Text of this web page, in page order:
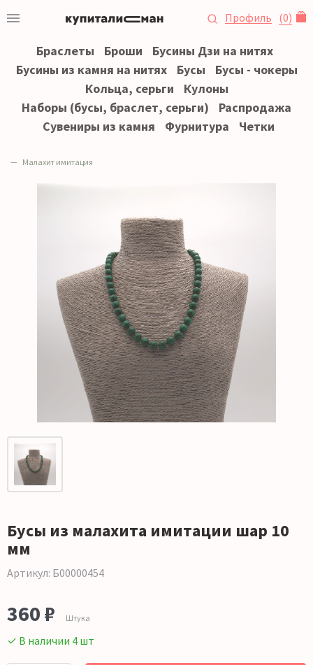
Профиль (0)
Браслеты Броши
Бусины Дзи на нитях
Бусины из камня на нитях
Бусы
Бусы - чокеры
Кольца, серьги
Кулоны
Наборы (бусы, браслет, серьги)
Распродажа
Сувениры из камня
Фурнитура Четки
Малахит имитация
Бусы из малахита имитации шар 10
мм
Артикул: Б00000454
360 ₽ Штука
✓ В наличии 4 шт